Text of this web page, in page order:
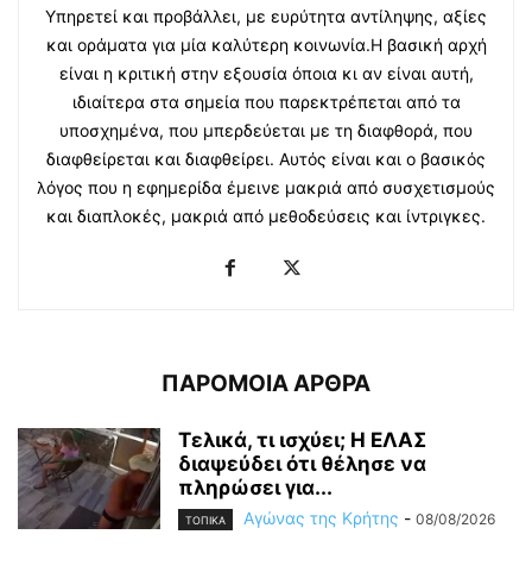
Υπηρετεί και προβάλλει, με ευρύτητα αντίληψης, αξίες
και οράματα για μία καλύτερη κοινωνία.Η βασική αρχή
είναι η κριτική στην εξουσία όποια κι αν είναι αυτή,
ιδιαίτερα στα σημεία που παρεκτρέπεται από τα
υποσχημένα, που μπερδεύεται με τη διαφθορά, που
διαφθείρεται και διαφθείρει. Αυτός είναι και ο βασικός
λόγος που η εφημερίδα έμεινε μακριά από συσχετισμούς
και διαπλοκές, μακριά από μεθοδεύσεις και ίντριγκες.
ΠΑΡΟΜΟΙΑ ΑΡΘΡΑ
Τελικά, τι ισχύει; Η ΕΛΑΣ
διαψεύδει ότι θέλησε να
πληρώσει για...
ΤΟΠΙΚΑ Αγώνας της Κρήτης - 08/08/2026